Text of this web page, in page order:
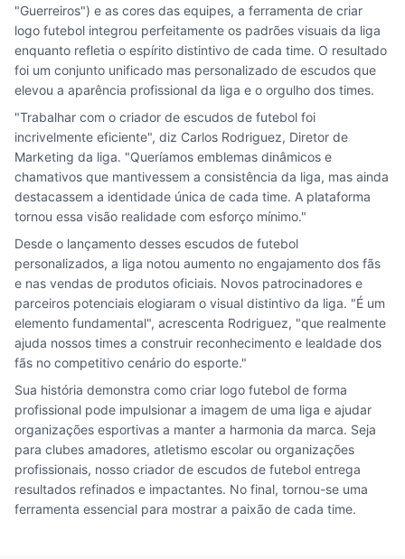
"Guerreiros") e as cores das equipes, a ferramenta de criar
logo futebol integrou perfeitamente os padrões visuais da liga
enquanto refletia o espírito distintivo de cada time. O resultado
foi um conjunto unificado mas personalizado de escudos que
elevou a aparência profissional da liga e o orgulho dos times.
"Trabalhar com o criador de escudos de futebol foi
incrivelmente eficiente", diz Carlos Rodriguez, Diretor de
Marketing da liga. "Queríamos emblemas dinâmicos e
chamativos que mantivessem a consistência da liga, mas ainda
destacassem a identidade única de cada time. A plataforma
tornou essa visão realidade com esforço mínimo."
Desde o lançamento desses escudos de futebol
personalizados, a liga notou aumento no engajamento dos fãs
e nas vendas de produtos oficiais. Novos patrocinadores e
parceiros potenciais elogiaram o visual distintivo da liga. "É um
elemento fundamental", acrescenta Rodriguez, "que realmente
ajuda nossos times a construir reconhecimento e lealdade dos
fãs no competitivo cenário do esporte."
Sua história demonstra como criar logo futebol de forma
profissional pode impulsionar a imagem de uma liga e ajudar
organizações esportivas a manter a harmonia da marca. Seja
para clubes amadores, atletismo escolar ou organizações
profissionais, nosso criador de escudos de futebol entrega
resultados refinados e impactantes. No final, tornou-se uma
ferramenta essencial para mostrar a paixão de cada time.